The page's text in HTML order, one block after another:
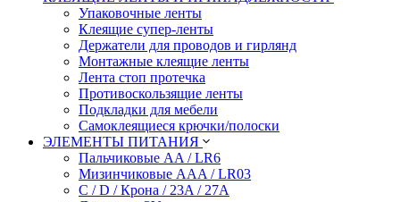
Упаковочные ленты
Клеящие супер-ленты
Держатели для проводов и гирлянд
Монтажные клеящие ленты
Лента стоп протечка
Противоскользящие ленты
Подкладки для мебели
Самоклеящиеся крючки/полоски
ЭЛЕМЕНТЫ ПИТАНИЯ
Пальчиковые AA / LR6
Мизинчиковые AAA / LR03
C / D / Крона / 23A / 27A